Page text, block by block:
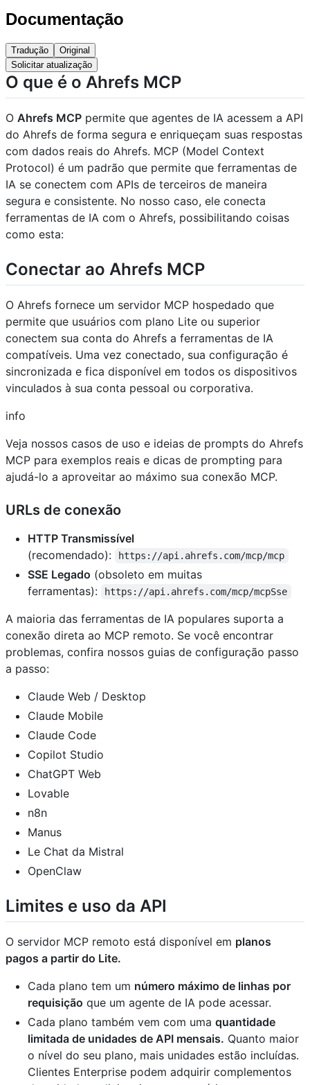
Documentação
Tradução
Original
Solicitar atualização
O que é o Ahrefs MCP
O Ahrefs MCP permite que agentes de IA acessem a API
do Ahrefs de forma segura e enriqueçam suas respostas
com dados reais do Ahrefs. MCP (Model Context
Protocol) é um padrão que permite que ferramentas de
IA se conectem com APIs de terceiros de maneira
segura e consistente. No nosso caso, ele conecta
ferramentas de IA com o Ahrefs, possibilitando coisas
como esta:
Conectar ao Ahrefs MCP
O Ahrefs fornece um servidor MCP hospedado que
permite que usuários com plano Lite ou superior
conectem sua conta do Ahrefs a ferramentas de IA
compatíveis. Uma vez conectado, sua configuração é
sincronizada e fica disponível em todos os dispositivos
vinculados à sua conta pessoal ou corporativa.
info
Veja nossos casos de uso e ideias de prompts do Ahrefs
MCP para exemplos reais e dicas de prompting para
ajudá-lo a aproveitar ao máximo sua conexão MCP.
URLs de conexão
HTTP Transmissível
(recomendado):
https://api.ahrefs.com/mcp/mcp
SSE Legado (obsoleto em muitas
ferramentas):
https://api.ahrefs.com/mcp/mcpSse
A maioria das ferramentas de IA populares suporta a
conexão direta ao MCP remoto. Se você encontrar
problemas, confira nossos guias de configuração passo
a passo:
Claude Web / Desktop
Claude Mobile
Claude Code
Copilot Studio
ChatGPT Web
Lovable
n8n
Manus
Le Chat da Mistral
OpenClaw
Limites e uso da API
O servidor MCP remoto está disponível em planos
pagos a partir do Lite.
Cada plano tem um número máximo de linhas por
requisição que um agente de IA pode acessar.
Cada plano também vem com uma quantidade
limitada de unidades de API mensais. Quanto maior
o nível do seu plano, mais unidades estão incluídas.
Clientes Enterprise podem adquirir complementos